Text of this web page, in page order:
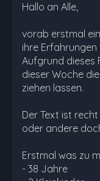
Hallo an Alle,
vorab erstmal
ihre Erfahrungen
Aufgrund dieses
dieser Woche
ziehen lassen.
Der Text ist
oder andere
Erstmal was zu
- 38 Jahre